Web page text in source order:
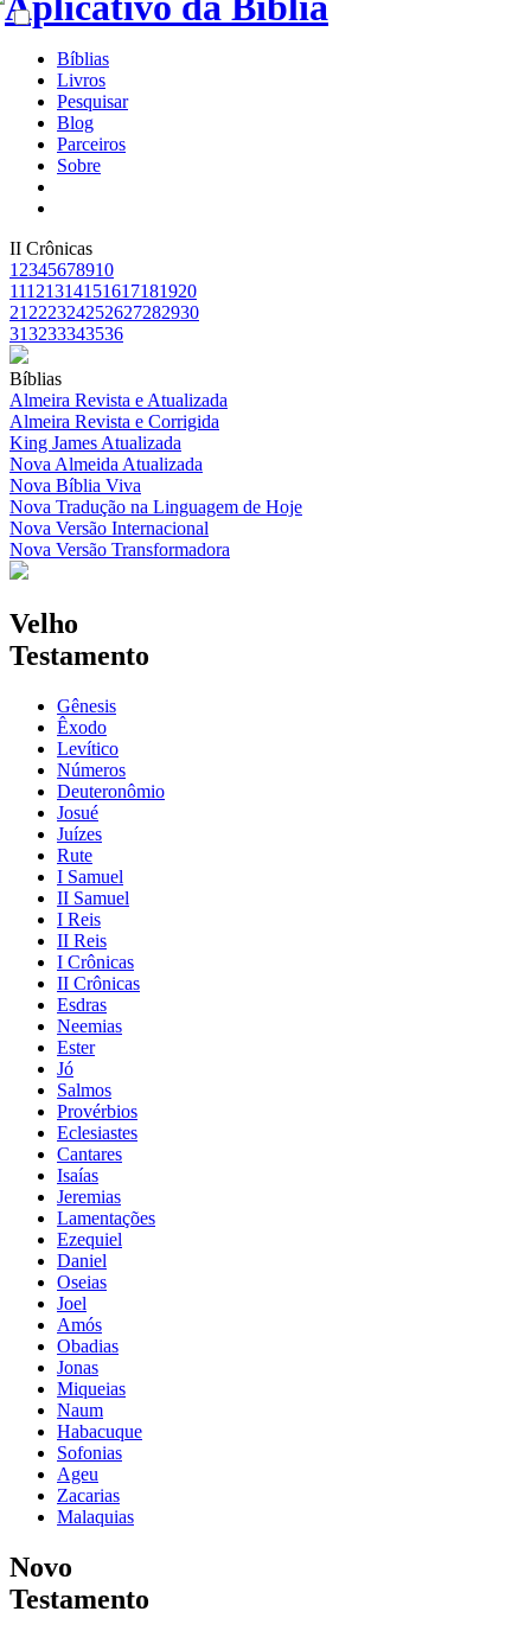
Bíblias
Livros
Pesquisar
Blog
Parceiros
Sobre
II Crônicas
1 2345678910
11121314151617181920
21 222324252627282930
313233343536
Bíblias
Almeira Revista e Atualizada
Almeira Revista e Corrigida
King James Atualizada
Nova Almeida Atualizada
Nova Bíblia Viva
Nova Tradução na Linguagem de Hoje
Nova Versão Internacional
Nova Versão Transformadora
Velho
Testamento
Gênesis
Êxodo
Levítico
Números
Deuteronômio
Josué
Juízes
Rute
I Samuel
II Samuel
I Reis
II Reis
I Crônicas
II Crônicas
Esdras
Neemias
Ester
Jó
Salmos
Provérbios
Eclesiastes
Cantares
Isaías
Jeremias
Lamentações
Ezequiel
Daniel
Oseias
Joel
Amós
Obadias
Jonas
Miqueias
Naum
Habacuque
Sofonias
Ageu
Zacarias
Malaquias
Novo
Testamento